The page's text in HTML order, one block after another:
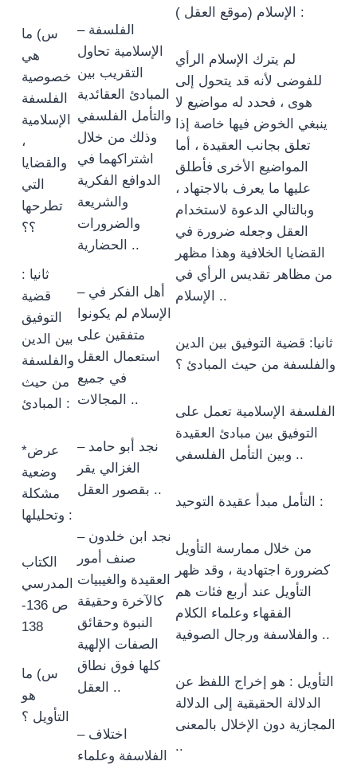
س) ما
هي
خصوصية
الفلسفة
الإسلامية
،
والقضايا
التي
تطرحها
؟؟
ثانيا :
قضية
التوفيق
بين الدين
والفلسفة
من حيث
المبادئ :
*عرض
وضعية
مشكلة
وتحليلها :
الكتاب
المدرسي
ص 136-
138
س) ما
هو
التأويل ؟
– الفلسفة
الإسلامية تحاول
التقريب بين
المبادئ العقائدية
والتأمل الفلسفي
وذلك من خلال
اشتراكهما في
الدوافع الفكرية
والشريعة
والضرورات
الحضارية ..
– أهل الفكر في
الإسلام لم يكونوا
متفقين على
استعمال العقل
في جميع
المجالات ..
– نجد أبو حامد
الغزالي يقر
بقصور العقل ..
– نجد ابن خلدون
صنف أمور
العقيدة والغيبيات
كالآخرة وحقيقة
النبوة وحقائق
الصفات الإلهية
كلها فوق نطاق
العقل ..
– اختلاف
الفلاسفة وعلماء
الإسلام (موقع العقل ) :
لم يترك الإسلام الرأي
للفوضى لأنه قد يتحول إلى
هوى ، فحدد له مواضيع لا
ينبغي الخوض فيها خاصة إذا
تعلق بجانب العقيدة ، أما
المواضيع الأخرى فأطلق
عليها ما يعرف بالاجتهاد ،
وبالتالي الدعوة لاستخدام
العقل وجعله ضرورة في
القضايا الخلافية وهذا مظهر
من مظاهر تقديس الرأي في
الإسلام ..
ثانيا: قضية التوفيق بين الدين
والفلسفة من حيث المبادئ ؟
الفلسفة الإسلامية تعمل على
التوفيق بين مبادئ العقيدة
وبين التأمل الفلسفي ..
التأمل مبدأ عقيدة التوحيد :
من خلال ممارسة التأويل
كضرورة اجتهادية ، وقد ظهر
التأويل عند أربع فئات هم
الفقهاء وعلماء الكلام
والفلاسفة ورجال الصوفية ..
التأويل : هو إخراج اللفظ عن
الدلالة الحقيقية إلى الدلالة
المجازية دون الإخلال بالمعنى
..